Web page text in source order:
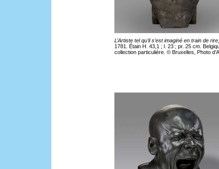
L’Artiste tel qu’il s’est imaginé en train de rire
1781. Étain H. 43,1 ; l. 23 ; pr. 25 cm.
collection particulière. © Bruxelles, Photo